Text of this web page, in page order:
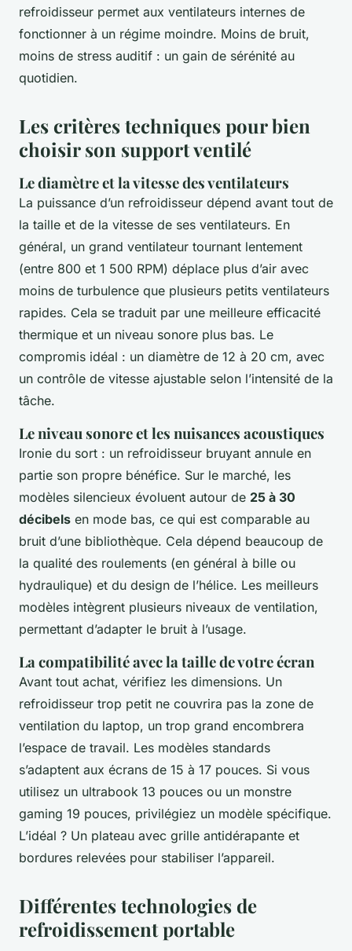
refroidisseur permet aux ventilateurs internes de
fonctionner à un régime moindre. Moins de bruit,
moins de stress auditif : un gain de sérénité au
quotidien.
Les critères techniques pour bien
choisir son support ventilé
Le diamètre et la vitesse des ventilateurs
La puissance d’un refroidisseur dépend avant tout de
la taille et de la vitesse de ses ventilateurs. En
général, un grand ventilateur tournant lentement
(entre 800 et 1 500 RPM) déplace plus d’air avec
moins de turbulence que plusieurs petits ventilateurs
rapides. Cela se traduit par une meilleure efficacité
thermique et un niveau sonore plus bas. Le
compromis idéal : un diamètre de 12 à 20 cm, avec
un contrôle de vitesse ajustable selon l’intensité de la
tâche.
Le niveau sonore et les nuisances acoustiques
Ironie du sort : un refroidisseur bruyant annule en
partie son propre bénéfice. Sur le marché, les
modèles silencieux évoluent autour de 25 à 30
décibels en mode bas, ce qui est comparable au
bruit d’une bibliothèque. Cela dépend beaucoup de
la qualité des roulements (en général à bille ou
hydraulique) et du design de l’hélice. Les meilleurs
modèles intègrent plusieurs niveaux de ventilation,
permettant d’adapter le bruit à l’usage.
La compatibilité avec la taille de votre écran
Avant tout achat, vérifiez les dimensions. Un
refroidisseur trop petit ne couvrira pas la zone de
ventilation du laptop, un trop grand encombrera
l’espace de travail. Les modèles standards
s’adaptent aux écrans de 15 à 17 pouces. Si vous
utilisez un ultrabook 13 pouces ou un monstre
gaming 19 pouces, privilégiez un modèle spécifique.
L’idéal ? Un plateau avec grille antidérapante et
bordures relevées pour stabiliser l’appareil.
Différentes technologies de
refroidissement portable